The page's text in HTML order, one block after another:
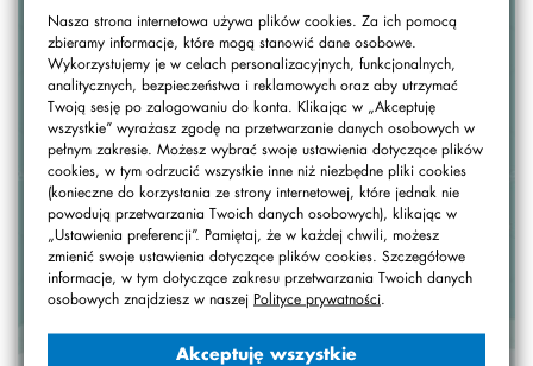
Nasza strona internetowa używa plików cookies. Za ich pomocą
zbieramy informacje, które mogą stanowić dane osobowe.
Wykorzystujemy je w celach personalizacyjnych, funkcjonalnych,
analitycznych, bezpieczeństwa i reklamowych oraz aby utrzymać
Twoją sesję po zalogowaniu do konta. Klikając w „Akceptuję
wszystkie” wyrażasz zgodę na przetwarzanie danych osobowych w
pełnym zakresie. Możesz wybrać swoje ustawienia dotyczące plików
cookies, w tym odrzucić wszystkie inne niż niezbędne pliki cookies
(konieczne do korzystania ze strony internetowej, które jednak nie
powodują przetwarzania Twoich danych osobowych), klikając w
„Ustawienia preferencji”. Pamiętaj, że w każdej chwili, możesz
zmienić swoje ustawienia dotyczące plików cookies. Szczegółowe
informacje, w tym dotyczące zakresu przetwarzania Twoich danych
osobowych znajdziesz w naszej Polityce prywatności
Akceptuję wszystkie